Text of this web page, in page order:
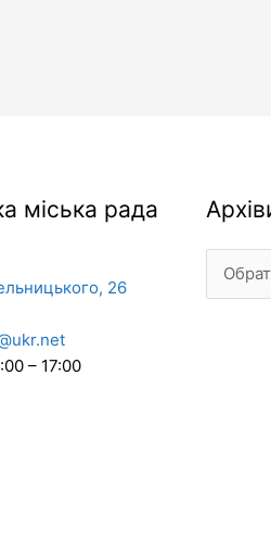
міська рада
26
– 17:00
Архіви